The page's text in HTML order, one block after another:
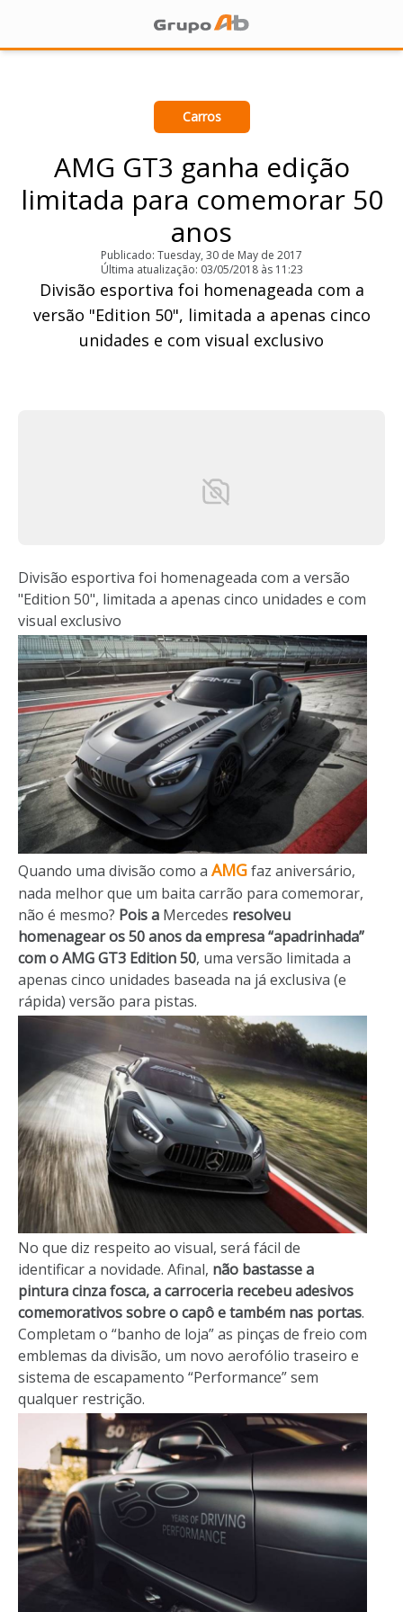
Carros
AMG GT3 ganha edição
limitada para comemorar 50
anos
Publicado: Tuesday, 30 de May de 2017
Última atualização: 03/05/2018 às 11:23
Divisão esportiva foi homenageada com a
versão "Edition 50", limitada a apenas cinco
unidades e com visual exclusivo
Divisão esportiva foi homenageada com a versão
"Edition 50", limitada a apenas cinco unidades e com
visual exclusivo
Quando uma divisão como a AMGfaz aniversário,
nada melhor que um baita carrão para comemorar,
não é mesmo? Pois a Mercedes resolveu
homenagear os 50 anos da empresa “apadrinhada”
com o AMG GT3 Edition 50, uma versão limitada a
apenas cinco unidades baseada na já exclusiva (e
rápida) versão para pistas.
No que diz respeito ao visual, será fácil de
identificar a novidade. Afinal, não bastasse a
pintura cinza fosca, a carroceria recebeu adesivos
comemorativos sobre o capô e também nas portas.
Completam o “banho de loja” as pinças de freio com
emblemas da divisão, um novo aerofólio traseiro e
sistema de escapamento “Performance” sem
qualquer restrição.